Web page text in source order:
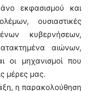
εκφασισμού και
ουσιαστικές
κυβερνήσεων,
αιώνων,
οι μηχανισμοί που
μέρες μας.
η παρακολούθηση